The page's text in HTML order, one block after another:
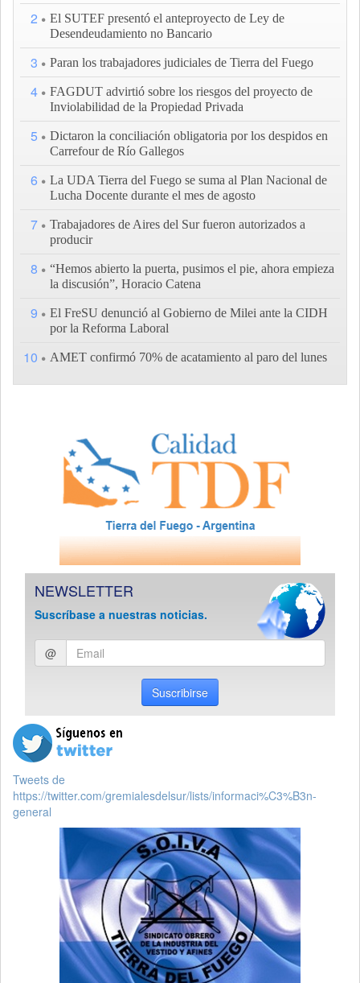
2
El SUTEF presentó el anteproyecto de Ley de
Desendeudamiento no Bancario
3 Paran los trabajadores judiciales de Tierra del Fuego
4
FAGDUT advirtió sobre los riesgos del proyecto de
Inviolabilidad de la Propiedad Privada
5
Dictaron la conciliación obligatoria por los despidos en
Carrefour de Río Gallegos
6
La UDA Tierra del Fuego se suma al Plan Nacional de
Lucha Docente durante el mes de agosto
7
Trabajadores de Aires del Sur fueron autorizados a
producir
8
“Hemos abierto la puerta, pusimos el pie, ahora empieza
la discusión”, Horacio Catena
9
El FreSU denunció al Gobierno de Milei ante la CIDH
por la Reforma Laboral
10 AMET confirmó 70% de acatamiento al paro del lunes
NEWSLETTER
Suscríbase a nuestras noticias.
Ingresar
email
@
Suscribirse
Tweets de
https://twitter.com/gremialesdelsur/lists/informaci%C3%B3n-
general